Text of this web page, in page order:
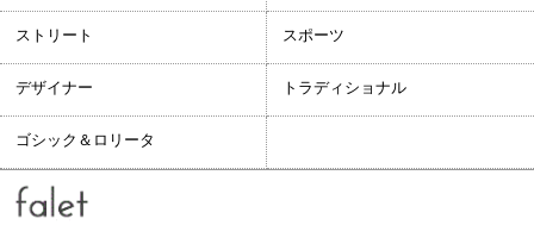
ストリート スポーツ
デザイナー トラディショナル
ゴシック＆ロリータ